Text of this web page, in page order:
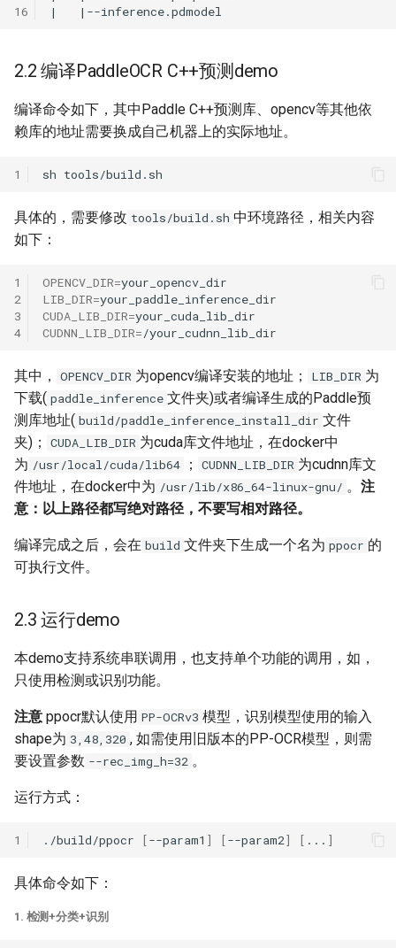
16
2.2 编译PaddleOCR C++预测demo
编译命令如下，其中Paddle C++预测库、opencv等其他依
赖库的地址需要换成自己机器上的实际地址。
1 sh
具体的，需要修改 tools/build.sh 中环境路径，相关内容
如下：
1
2
3
4
OPENCV_DIR=
LIB_DIR=
CUDA_LIB_DIR=
CUDNN_LIB_DIR=
其中， OPENCV_DIR 为opencv编译安装的地址； LIB_DIR 为
下载( paddle_inference 文件夹)或者编译生成的Paddle预
测库地址( build/paddle_inference_install_dir 文件
夹)；
CUDA_LIB_DIR 为cuda库文件地址，在docker中
为 /usr/local/cuda/lib64 ； CUDNN_LIB_DIR 为cudnn库文
件地址，在docker中为 /usr/lib/x86_64-linux-gnu/ 。 注
意：以上路径都写绝对路径，不要写相对路径。
编译完成之后，会在 build 文件夹下生成一个名为 ppocr 的
可执行文件。
2.3 运行demo
本demo支持系统串联调用，也支持单个功能的调用，如，
只使用检测或识别功能。
注意 ppocr默认使用 PP-OCRv3 模型，识别模型使用的输入
shape为 3,48,320 , 如需使用旧版本的PP-OCR模型，则需
要设置参数 --rec_img_h=32 。
运行方式：
1 ./build/ppocr [--param1 ] [--param2] [ ... ]
具体命令如下：
1. 检测+分类+识别